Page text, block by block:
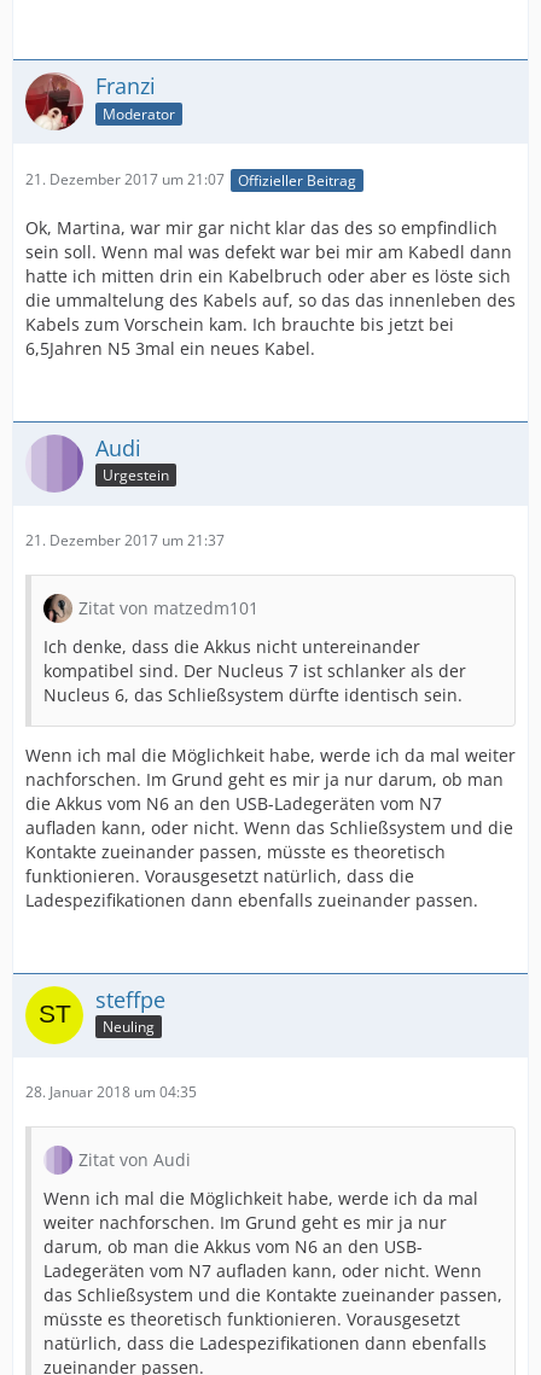
Franzi
Moderator
21. Dezember 2017 um 21:07 Offizieller Beitrag
Ok, Martina, war mir gar nicht klar das des so empfindlich
sein soll. Wenn mal was defekt war bei mir am Kabedl dann
hatte ich mitten drin ein Kabelbruch oder aber es löste sich
die ummaltelung des Kabels auf, so das das innenleben des
Kabels zum Vorschein kam. Ich brauchte bis jetzt bei
6,5Jahren N5 3mal ein neues Kabel.
Audi
Urgestein
21. Dezember 2017 um 21:37
Zitat von matzedm101
Ich denke, dass die Akkus nicht untereinander
kompatibel sind. Der Nucleus 7 ist schlanker als der
Nucleus 6, das Schließsystem dürfte identisch sein.
Wenn ich mal die Möglichkeit habe, werde ich da mal weiter
nachforschen. Im Grund geht es mir ja nur darum, ob man
die Akkus vom N6 an den USB-Ladegeräten vom N7
aufladen kann, oder nicht. Wenn das Schließsystem und die
Kontakte zueinander passen, müsste es theoretisch
funktionieren. Vorausgesetzt natürlich, dass die
Ladespezifikationen dann ebenfalls zueinander passen.
steffpe
Neuling
28. Januar 2018 um 04:35
Zitat von Audi
Wenn ich mal die Möglichkeit habe, werde ich da mal
weiter nachforschen. Im Grund geht es mir ja nur
darum, ob man die Akkus vom N6 an den USB-
Ladegeräten vom N7 aufladen kann, oder nicht. Wenn
das Schließsystem und die Kontakte zueinander passen,
müsste es theoretisch funktionieren. Vorausgesetzt
natürlich, dass die Ladespezifikationen dann ebenfalls
zueinander passen.